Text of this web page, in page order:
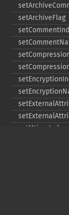
setArchiveFlag
setMtimeIndex